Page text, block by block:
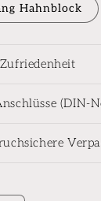
Hahnblock
(DIN-